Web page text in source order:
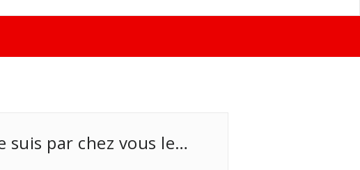
suis par chez vous le…